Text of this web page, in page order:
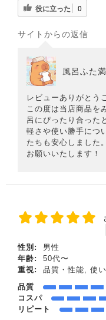
役に立った 0
サイトからの返信
風呂ふた
レビューありがとう
この度は当店商品を
呂にぴったり合った
軽さや使い勝手につ
たちも安心しました
お願いいたします！
性別:
男性
年齢:
50代〜
重視:
品質・性能, 使
品質
コスパ
リピート